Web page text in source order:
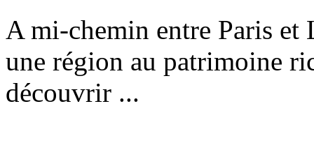
A mi-chemin entre Paris
une région au patrimoine
découvrir ...